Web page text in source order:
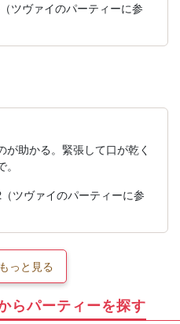
ツヴァイのパーティーに参
助かる。緊張して口が乾く
ツヴァイのパーティーに参
っと見る
らパーティーを探す